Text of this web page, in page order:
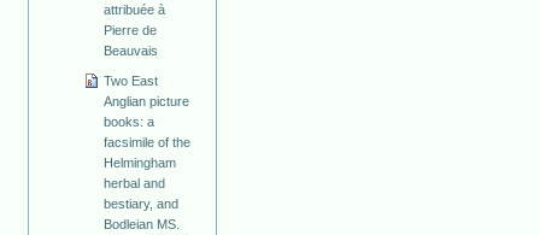
attribuée à
Pierre de
Beauvais
Two East
Anglian picture
books: a
facsimile of the
Helmingham
herbal and
bestiary, and
Bodleian MS.